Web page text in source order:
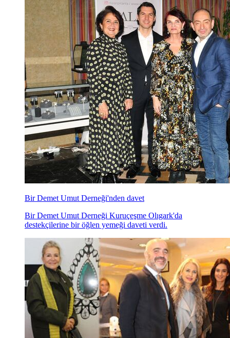
Bir Demet Umut Derneği'nden davet
Bir Demet Umut Derneği Kuruçeşme Olıgark'da
destekçilerine bir öğlen yemeği daveti verdi.